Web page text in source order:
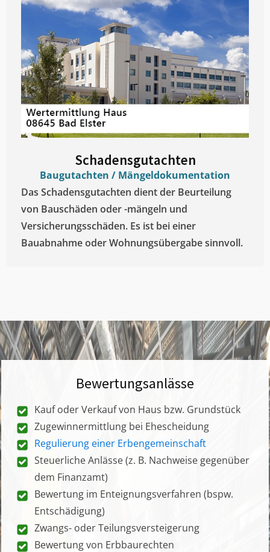
Schadensgutachten
Baugutachten / Mängeldokumentation
Das Schadensgutachten dient der Beurteilung
von Bauschäden oder -mängeln und
Versicherungsschäden. Es ist bei einer
Bauabnahme oder Wohnungsübergabe sinnvoll.
Bewertungsanlässe
Kauf oder Verkauf von Haus bzw. Grundstück
Zugewinnermittlung bei Ehescheidung
Regulierung einer Erbengemeinschaft
Steuerliche Anlässe (z. B. Nachweise gegenüber
dem Finanzamt)
Bewertung im Enteignungsverfahren (bspw.
Entschädigung)
Zwangs- oder Teilungsversteigerung
Bewertung von Erbbaurechten